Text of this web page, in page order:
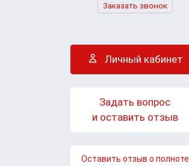
Заказать звонок
Личный кабинет
Задать вопрос
и оставить отзыв
Оставить отзыв о полноте